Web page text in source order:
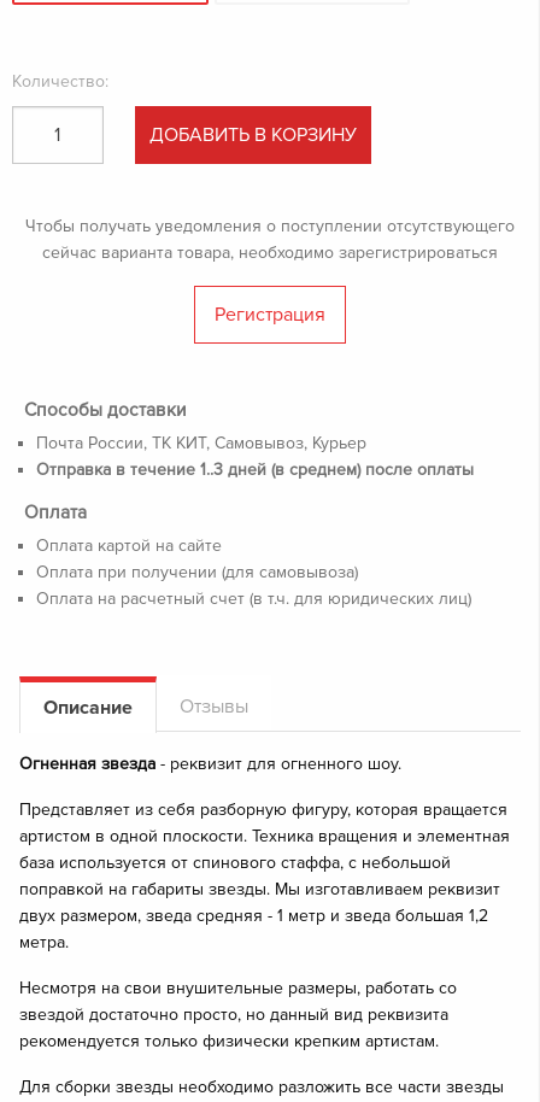
Количество:
ДОБАВИТЬ В КОРЗИНУ
Чтобы получать уведомления о поступлении отсутствующего
сейчас варианта товара, необходимо зарегистрироваться
Регистрация
Способы доставки
Почта России, ТК КИТ, Самовывоз, Курьер
Отправка в течение 1..3 дней (в среднем) после оплаты
Оплата
Оплата картой на сайте
Оплата при получении (для самовывоза)
Оплата на расчетный счет (в т.ч. для юридических лиц)
Описание Отзывы
Огненная звезда - реквизит для огненного шоу.
Представляет из себя разборную фигуру, которая вращается
артистом в одной плоскости. Техника вращения и элементная
база используется от спинового стаффа, с небольшой
поправкой на габариты звезды. Мы изготавливаем реквизит
двух размером, зведа средняя - 1 метр и зведа большая 1,2
метра.
Несмотря на свои внушительные размеры, работать со
звездой достаточно просто, но данный вид реквизита
рекомендуется только физически крепким артистам.
Для сборки звезды необходимо разложить все части звезды